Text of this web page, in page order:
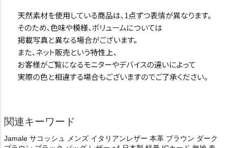
関連キーワード
Jamale サコッシュ メンズ イタリアンレザー 本革 ブラウン ダーク